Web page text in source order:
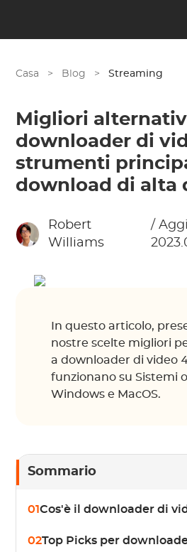
Casa > Blog > Streaming
Migliori
downloader di
strumenti
download di alta
Robert
Williams
/
In questo articolo,
nostre scelte migliori
a downloader di video
funzionano su Sistemi
Windows e MacOS.
Sommario
01Cos'è il downloader di
02Top Picks per